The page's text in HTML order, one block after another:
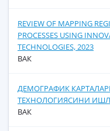
REVIEW OF MAPPING
PROCESSES USING
TECHNOLOGIES, 2023
ВАК
ДЕМОГРАФИК
ТЕХНОЛОГИЯСИНИ
ВАК